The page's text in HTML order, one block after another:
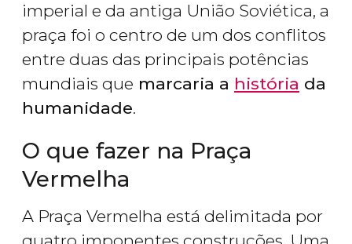
imperial e da antiga União Soviética, a
praça foi o centro de um dos conflitos
entre duas das principais potências
mundiais que marcaria a história da
humanidade.
O que fazer na Praça
Vermelha
A Praça Vermelha está delimitada por